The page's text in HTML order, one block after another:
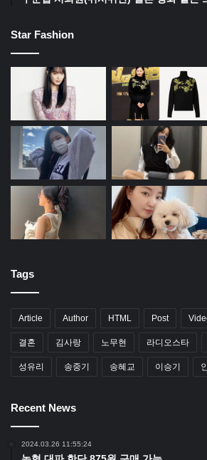
Star Fashion
Tags
Article Author HTML Post
결혼 김사랑 노무현 라디오스타
성유리 송중기 송혜교 이승기
Recent News
2024.03.26 11:55:24